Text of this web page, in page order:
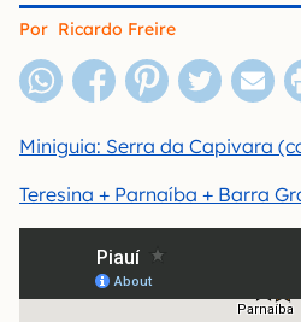
Por Ricardo Freire
Miniguia: Serra da Capivara
Teresina + Parnaíba + Barra